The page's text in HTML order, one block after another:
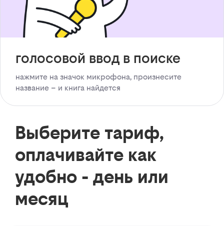
голосовой ввод в поиске
нажмите на значок микрофона, произнесите
название – и книга найдется
Выберите тариф,
оплачивайте как
удобно - день или
месяц